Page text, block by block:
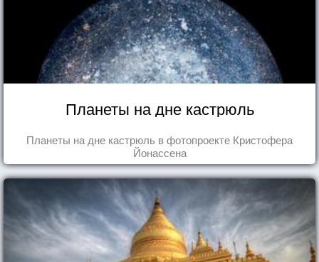
Планеты на дне кастрюль
Планеты на дне кастрюль в фотопроекте Кристофера
Йонассена